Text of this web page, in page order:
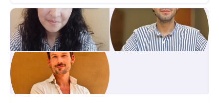
seminarios, una especialización en psicoanálisis y también
investigo. Siempre en la búsqueda de ser un mejor
profesional.